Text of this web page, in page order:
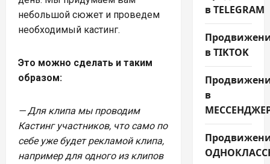
небольшой сюжет и проведем
необходимый кастинг.
Это можно сделать и таким
образом:
— Для клипа мы проводим
Кастинг участников, что само по
себе уже будет рекламой клипа,
например для одного из клипов
в TELEGRAM
в TIKTOK
в